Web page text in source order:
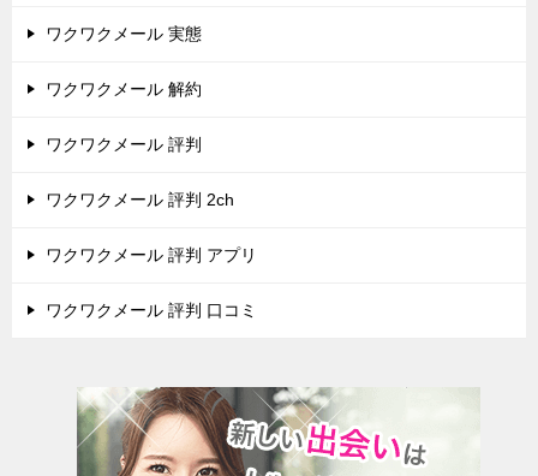
ワクワクメール 実態
ワクワクメール 解約
ワクワクメール 評判
ワクワクメール 評判 2ch
ワクワクメール 評判 アプリ
ワクワクメール 評判 口コミ